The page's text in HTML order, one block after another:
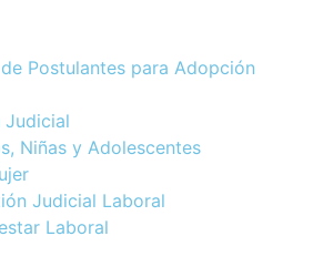
Postulantes para Adopción
Judicial
Niñas y Adolescentes
Judicial Laboral
Laboral